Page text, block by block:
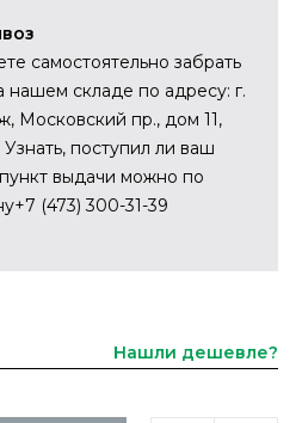
самостоятельно забрать
нашем складе по адресу: г.
Московский пр., дом 11,
Узнать, поступил ли ваш
выдачи можно по
(473) 300-31-39
Нашли дешевле?